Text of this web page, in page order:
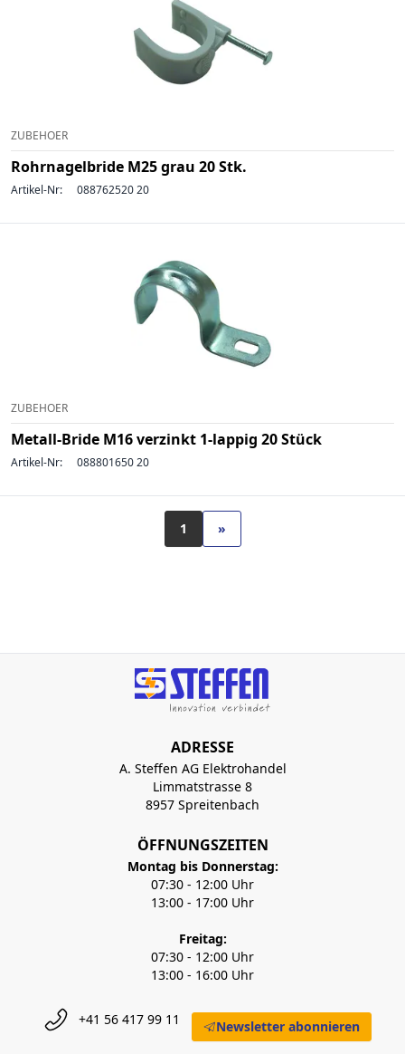
ZUBEHOER
Rohrnagelbride M25 grau 20 Stk.
Artikel-Nr: 088762520 20
ZUBEHOER
Metall-Bride M16 verzinkt 1-lappig 20 Stück
Artikel-Nr: 088801650 20
1 »
ADRESSE
A. Steffen AG Elektrohandel
Limmatstrasse 8
8957 Spreitenbach
ÖFFNUNGSZEITEN
Montag bis Donnerstag:
07:30 - 12:00 Uhr
13:00 - 17:00 Uhr
Freitag:
07:30 - 12:00 Uhr
13:00 - 16:00 Uhr
+41 56 417 99 11 Newsletter abonnieren